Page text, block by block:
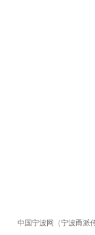
中国宁波网（宁波甬派